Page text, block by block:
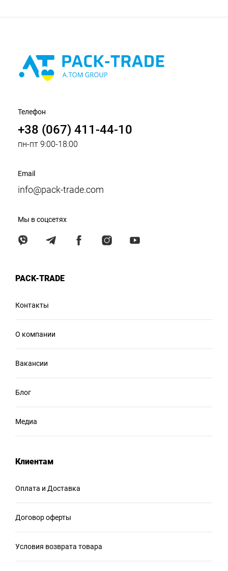
Телефон
+38 (067) 411-44-10
пн-пт 9:00-18:00
Email
info@pack-trade.com
Мы в соцсетях
PACK-TRADE
Контакты
О компании
Вакансии
Блог
Медиа
Клиентам
Оплата и Доставка
Договор оферты
Условия возврата товара